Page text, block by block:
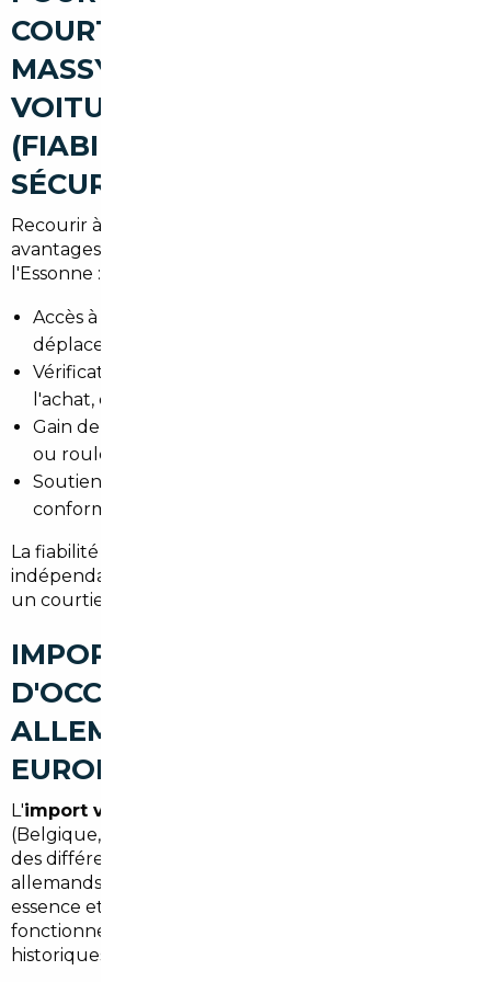
COURTIER AUTOMOBILE À
MASSY POUR ACHETER UNE
VOITURE D'OCCASION
(FIABILITÉ, AVANTAGES,
SÉCURISATION)
Recourir à un courtier local présente plusieurs
avantages pour les habitants de Massy et du sud de
l'Essonne :
Accès à un réseau de vendeurs en Europe sans
déplacements multiples.
Vérification technique et administrative avant
l'achat, évitant les mauvaises surprises.
Gain de temps pour les actifs qui prennent le RER
ou roulent quotidiennement vers Paris.
Soutien pour l'immatriculation en préfecture et la
conformité aux normes françaises.
La fiabilité est renforcée par des contrôles
indépendants et des garanties négociées. En somme,
un courtier à Massy vous aide à acheter en confiance.
IMPORT DE VOITURES
D'OCCASION À MASSY :
ALLEMAGNE, BELGIQUE ET
EUROPE
L'import voiture Allemagne Massy
(Belgique, Pays-Bas, Italie, Espagne) offre souvent
des différences de prix significatives. Les marchés
allemands proposent fréquemment des modèles
essence et diesels bien entretenus ; la Belgique
fonctionne bien pour des petits kilométrages et des
historiques transparents.